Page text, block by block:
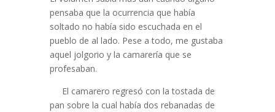
pensaba que la ocurrencia que había
soltado no había sido escuchada en el
pueblo de al lado. Pese a todo, me gustaba
aquel jolgorio y la camarería que se
profesaban.
El camarero regresó con la tostada de
pan sobre la cual había dos rebanadas de